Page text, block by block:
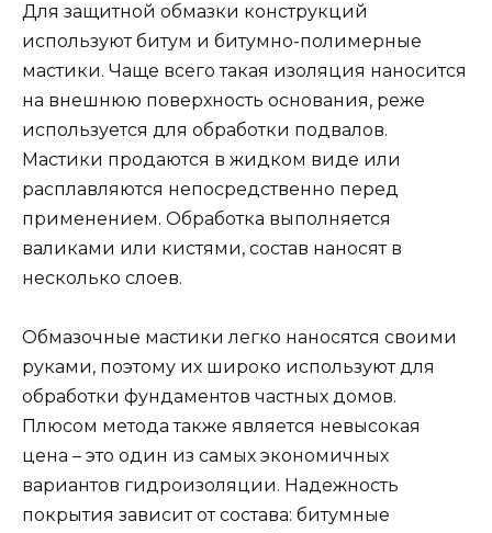
Для защитной обмазки конструкций
используют битум и битумно-полимерные
мастики. Чаще всего такая изоляция наносится
на внешнюю поверхность основания, реже
используется для обработки подвалов.
Мастики продаются в жидком виде или
расплавляются непосредственно перед
применением. Обработка выполняется
валиками или кистями, состав наносят в
несколько слоев.
Обмазочные мастики легко наносятся своими
руками, поэтому их широко используют для
обработки фундаментов частных домов.
Плюсом метода также является невысокая
цена – это один из самых экономичных
вариантов гидроизоляции. Надежность
покрытия зависит от состава: битумные